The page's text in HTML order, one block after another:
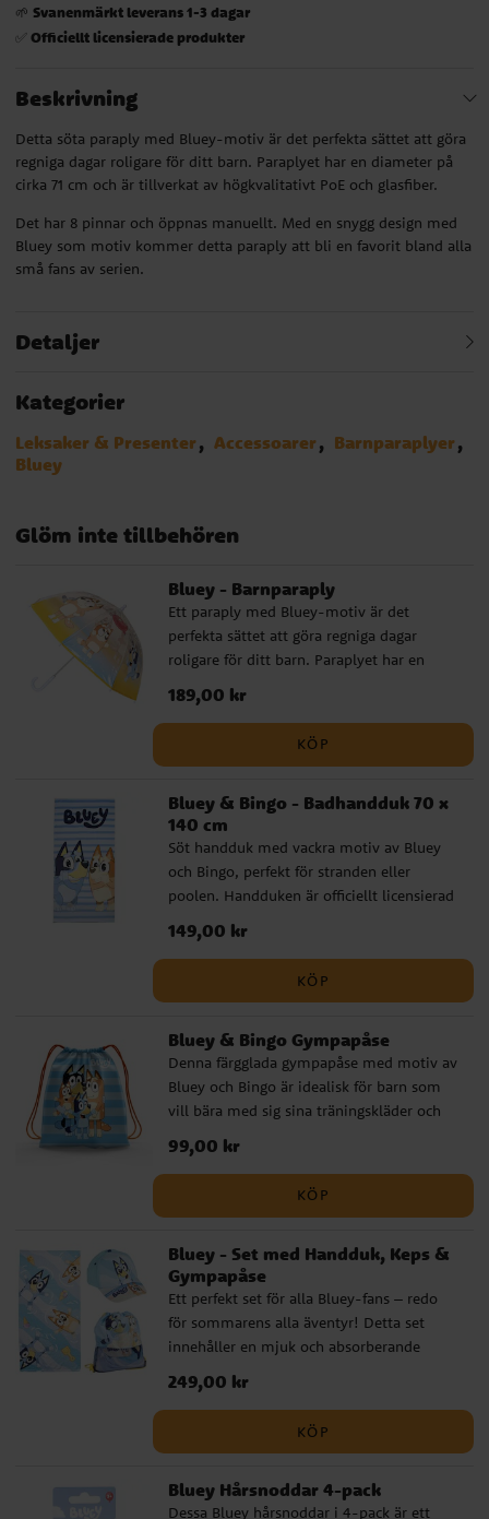
🌱 Svanenmärkt leverans 1-3 dagar
✅ Officiellt licensierade produkter
Beskrivning
Detta söta paraply med Bluey-motiv är det perfekta sättet att göra
regniga dagar roligare för ditt barn. Paraplyet har en diameter på
cirka 71 cm och är tillverkat av högkvalitativt PoE och glasfiber.
Det har 8 pinnar och öppnas manuellt. Med en snygg design med
Bluey som motiv kommer detta paraply att bli en favorit bland alla
små fans av serien.
Detaljer
Kategorier
Leksaker & Presenter Accessoarer
Barnparaplyer
Bluey
Glöm inte tillbehören
Bluey - Barnparaply
Ett paraply med Bluey-motiv är det
perfekta sättet att göra regniga dagar
roligare för ditt barn. Paraplyet har en
diameter på cirka 71 cm och är tillverkat av
högkvalitativt PoE och glasfiber. Det har 8
pinnar och öppnas manuellt. Med en
snygg design med Bluey som motiv
bland alla små fans av TV-serien.
Pris :189,00 kr
189,00 kr
KÖP
Bluey & Bingo - Badhandduk 70 x
140 cm
Söt handduk med vackra motiv av Bluey
och Bingo, perfekt för stranden eller
poolen. Handduken är officiellt licensierad
och tillverkad av 100 % snabbtorkande
polyester. Med sina mått på 70 x 140 cm
eller att sola på. Ett måste för alla fans av
Pris:149,00 kr
149,00 kr
KÖP
Bluey & Bingo Gympapåse
Denna färgglada gympapåse med motiv av
Bluey och Bingo är idealisk för barn som
vill bära med sig sina träningskläder och
andra viktiga saker på ett snyggt och
praktiskt sätt. Med sitt rymliga huvudfack
får allt plats – från gympakläder till
favoritleksaker och små hemligheter.
vardagens äventyr. Storleken 42 × 32 cm
gör den lagom stor för barn i alla åldrar.
En officiellt licensierad produkt som gör
den till det självklara valet för alla Bluey-
fans som vill kombinera funktion med
lekfull stil!
Pris :99,00 kr
99,00 kr
KÖP
Bluey - Set med Handduk, Keps &
Gympapåse
Ett perfekt set för alla Bluey-fans – redo
för sommarens alla äventyr! Detta set
innehåller en mjuk och absorberande
handduk som passar perfekt efter
badstunden, en snygg keps som skyddar
som rymmer allt som behövs för en dag
eller utflykten! Med härliga Bluey-motiv
blir detta snabbt en favorit hos alla små
Pris: 249,00 kr
249,00 kr
KÖP
Bluey Hårsnoddar 4-pack
Dessa Bluey hårsnoddar i 4-pack är ett